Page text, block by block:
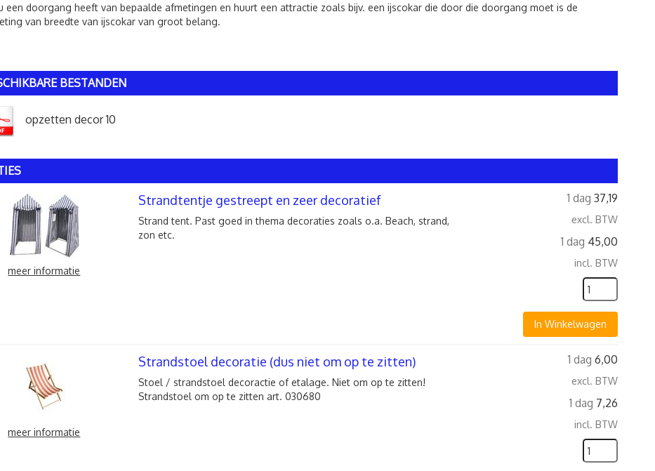
een doorgang heeft van bepaalde afmetingen en huurt een attractie zoals bijv. een ijscokar die door die doorgang moet is de
van breedte van ijscokar van groot belang.
BESTANDEN
opzetten decor 10
meer informatie
1 dag 37,19
excl. BTW
1 dag 45,00
incl. BTW
In Winkelwagen
Strandtentje gestreept en zeer decoratief
Strand tent. Past goed in thema decoraties zoals o.a. Beach, strand,
zon etc.
meer informatie
1 dag 6,00
excl. BTW
1 dag 7,26
incl. BTW
Strandstoel decoratie (dus niet om op te zitten)
Stoel / strandstoel decoractie of etalage. Niet om op te zitten!
Strandstoel om op te zitten art. 030680